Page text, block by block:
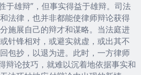
于雄辩”，但事实得益于雄辩。司法
法律，也并非都能使律师辩论获得
施展自己的辩才和谋略。当法庭进
针锋相对，或避实就虚，或出其不
包抄，以退为进。此时，一方律师
辩论技巧，就难以沉着地依据事实和